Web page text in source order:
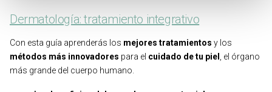
Dermatología: tratamiento integrativo
Con esta guía aprenderás los mejores tratamientos y los
métodos más innovadores para el cuidado de tu piel
, el órgano
más grande del cuerpo humano.